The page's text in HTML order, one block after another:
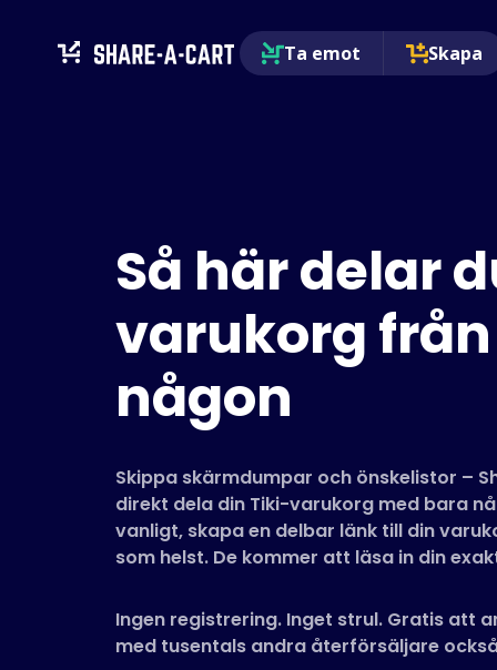
Ta emot Skapa
Så här delar
varukorg
någon
Skippa skärmdumpar och önskelistor –
direkt dela din Tiki-varukorg med bara
vanligt, skapa en delbar länk till din
som helst. De kommer att läsa in din
Ingen registrering. Inget strul. Gratis att
med tusentals andra återförsäljare